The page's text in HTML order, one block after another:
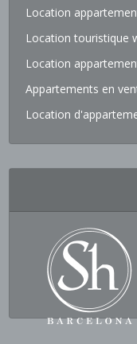
Location
Location touristique
Location
Appartements en
Location